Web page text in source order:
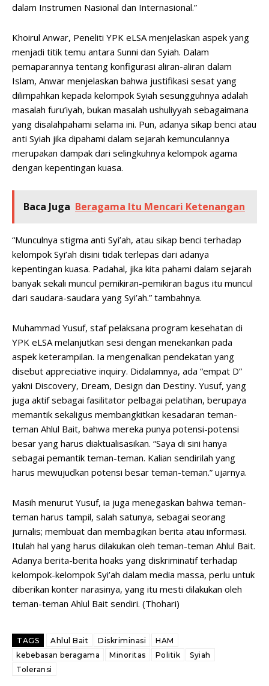
dalam Instrumen Nasional dan Internasional.”
Khoirul Anwar, Peneliti YPK eLSA menjelaskan aspek yang
menjadi titik temu antara Sunni dan Syiah. Dalam
pemaparannya tentang konfigurasi aliran-aliran dalam
Islam, Anwar menjelaskan bahwa justifikasi sesat yang
dilimpahkan kepada kelompok Syiah sesungguhnya adalah
masalah furu’iyah, bukan masalah ushuliyyah sebagaimana
yang disalahpahami selama ini. Pun, adanya sikap benci atau
anti Syiah jika dipahami dalam sejarah kemunculannya
merupakan dampak dari selingkuhnya kelompok agama
dengan kepentingan kuasa.
Baca Juga Beragama Itu Mencari Ketenangan
“Munculnya stigma anti Syi’ah, atau sikap benci terhadap
kelompok Syi’ah disini tidak terlepas dari adanya
kepentingan kuasa. Padahal, jika kita pahami dalam sejarah
banyak sekali muncul pemikiran-pemikiran bagus itu muncul
dari saudara-saudara yang Syi’ah.” tambahnya.
Muhammad Yusuf, staf pelaksana program kesehatan di
YPK eLSA melanjutkan sesi dengan menekankan pada
aspek keterampilan. Ia mengenalkan pendekatan yang
disebut appreciative inquiry. Didalamnya, ada “empat D”
yakni Discovery, Dream, Design dan Destiny. Yusuf, yang
juga aktif sebagai fasilitator pelbagai pelatihan, berupaya
memantik sekaligus membangkitkan kesadaran teman-
teman Ahlul Bait, bahwa mereka punya potensi-potensi
besar yang harus diaktualisasikan. “Saya di sini hanya
sebagai pemantik teman-teman. Kalian sendirilah yang
harus mewujudkan potensi besar teman-teman.” ujarnya.
Masih menurut Yusuf, ia juga menegaskan bahwa teman-
teman harus tampil, salah satunya, sebagai seorang
jurnalis; membuat dan membagikan berita atau informasi.
Itulah hal yang harus dilakukan oleh teman-teman Ahlul Bait.
Adanya berita-berita hoaks yang diskriminatif terhadap
kelompok-kelompok Syi’ah dalam media massa, perlu untuk
diberikan konter narasinya, yang itu mesti dilakukan oleh
teman-teman Ahlul Bait sendiri. (Thohari)
TAGS Ahlul Bait Diskriminasi
HAM
kebebasan beragama
Minoritas Politik
Syiah
Toleransi